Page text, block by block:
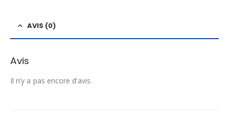
AVIS (0)
Avis
Il n’y a pas encore d’avis.